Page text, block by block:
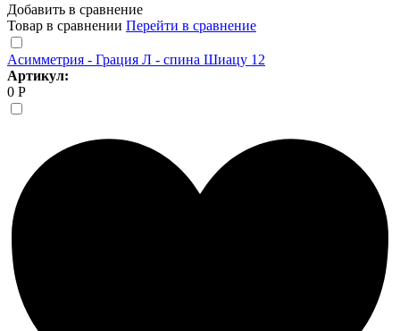
Добавить в сравнение
Товар в сравнении Перейти в сравнение
Асимметрия - Грация Л - спина Шиацу 12
Артикул:
0 Р